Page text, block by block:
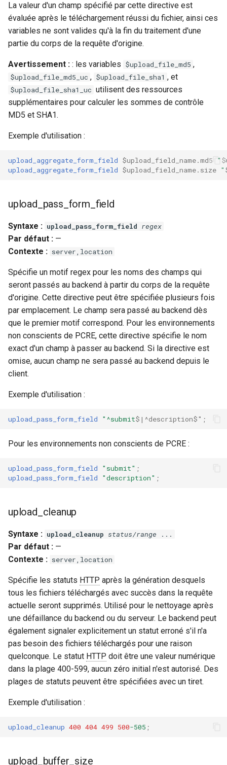
upstream-healthcheck
upstream
uuid
validation
vhost
waf
weauth
websocket
woothee
xxhash
La valeur d'un champ spécifié par cette directive est
évaluée après le téléchargement réussi du fichier, ainsi ces
variables ne sont valides qu'à la fin du traitement d'une
partie du corps de la requête d'origine.
Avertissement : : les variables $upload_file_md5 ,
$upload_file_md5_uc , $upload_file_sha1 , et
$upload_file_sha1_uc utilisent des ressources
supplémentaires pour calculer les sommes de contrôle
MD5 et SHA1.
Exemple d'utilisation :
upload_aggregate_form_field $upload_field_name.md5 "
upload_aggregate_form_field $upload_field_name.size "
upload_pass_form_field
Syntaxe : upload_pass_form_field regex
Par défaut : —
Contexte : server,location
Spécifie un motif regex pour les noms des champs qui
seront passés au backend à partir du corps de la requête
d'origine. Cette directive peut être spécifiée plusieurs fois
par emplacement. Le champ sera passé au backend dès
que le premier motif correspond. Pour les environnements
non conscients de PCRE, cette directive spécifie le nom
exact d'un champ à passer au backend. Si la directive est
omise, aucun champ ne sera passé au backend depuis le
client.
Exemple d'utilisation :
upload_pass_form_field "^submit$|^description$" ;
Pour les environnements non conscients de PCRE :
upload_pass_form_field "submit" ;
upload_pass_form_field
"description" ;
upload_cleanup
Syntaxe : upload_cleanup status/range ...
Par défaut : —
Contexte : server,location
Spécifie les statuts HTTP après la génération desquels
tous les fichiers téléchargés avec succès dans la requête
actuelle seront supprimés. Utilisé pour le nettoyage après
une défaillance du backend ou du serveur. Le backend peut
également signaler explicitement un statut erroné s'il n'a
pas besoin des fichiers téléchargés pour une raison
quelconque. Le statut HTTP doit être une valeur numérique
dans la plage 400-599, aucun zéro initial n'est autorisé. Des
plages de statuts peuvent être spécifiées avec un tiret.
Exemple d'utilisation :
upload_cleanup 400 404 499 500-505 ;
upload_buffer_size